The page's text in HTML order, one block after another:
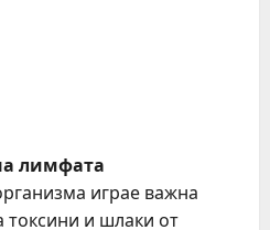
лимфата
играе важна
токсини и шлаки от